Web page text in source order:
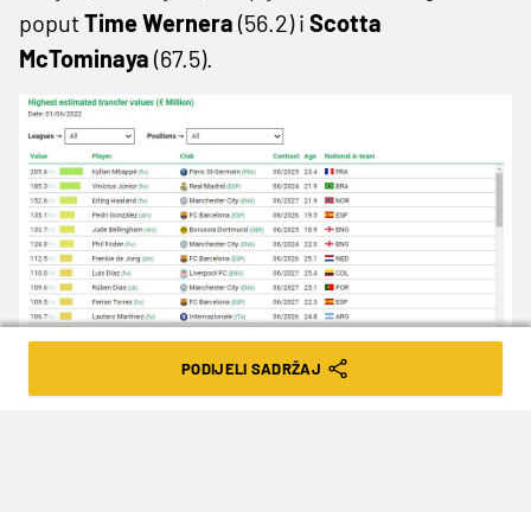
poputTime Wernera (56.2) i Scotta
McTominaya (67.5).
PODIJELI SADRŽAJ